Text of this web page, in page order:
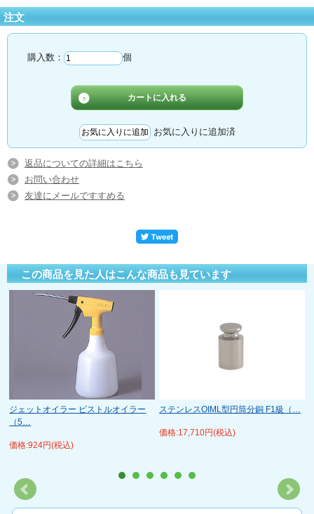
注文
購入数： 個
お気に入りに追加済
返品についての詳細はこちら
お問い合わせ
友達にメールですすめる
この商品を見た人はこんな商品も見ています
ジェットオイラー ピストルオイラー
（5…
価格:924円(税込)
ステンレスOIML型円筒分銅 F1級（…
価格:17,710円(税込)